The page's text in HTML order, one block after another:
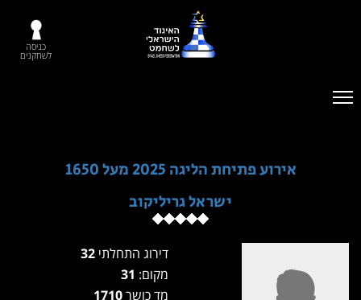
כניסה
לשחקנים
אירוע פתיחת הליגה 2025 מעל 1650
ישראל גריליקוב
דירוג התחלתי
מקום:
מד כושר